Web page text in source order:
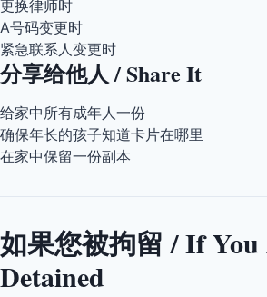
更换律师时
A号码变更时
紧急联系人变更时
分享给他人 / Share It
给家中所有成年人一份
确保年长的孩子知道卡片在哪里
在家中保留一份副本
如果您被拘留 / If
Detained